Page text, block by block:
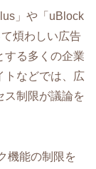
」や「uBlock
煩わしい広告
する多くの企業
トなどでは、広
ス制限が議論を
機能の制限を